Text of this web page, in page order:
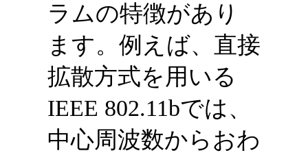
ラムの特徴があり
ます。例えば、直接
拡散方式を用いる
IEEE 802.11bでは、
中心周波数からおわ